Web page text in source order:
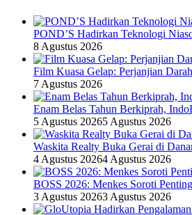
POND’S Hadirkan Teknologi
8 Agustus 2026
Film Kuasa Gelap: Perjanjian
7 Agustus 2026
Enam Belas Tahun Berkiprah,
5 Agustus 20265 Agustus 2026
Waskita Realty Buka Gerai di
4 Agustus 20264 Agustus 2026
BOSS 2026: Menkes Soroti
3 Agustus 20263 Agustus 2026